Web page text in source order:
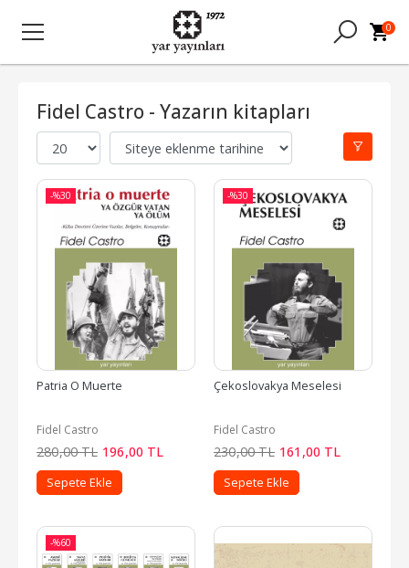
0
Fidel Castro - Yazarın kitapları
-%30
Patria O Muerte
Fidel Castro
280,00TL 196,00 TL
Sepete Ekle
-%30
Çekoslovakya Meselesi
Fidel Castro
230,00TL 161 ,00 TL
Sepete Ekle
-%60